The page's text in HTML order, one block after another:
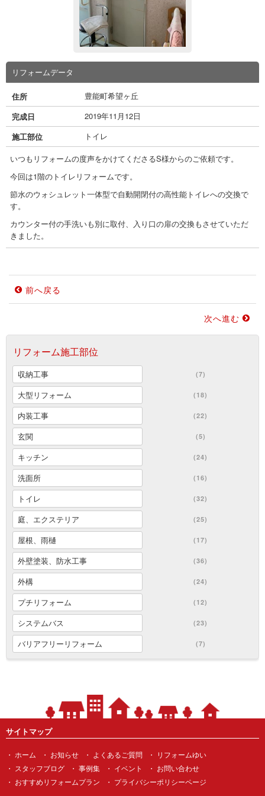
リフォームデータ
住所
豊能町希望ヶ丘
完成日
2019年11月12日
施工部位
トイレ
いつもリフォームの度声をかけてくださるS様からのご依頼です。
今回は1階のトイレリフォームです。
節水のウォシュレット一体型で自動開閉付の高性能トイレへの交換で
す。
カウンター付の手洗いも別に取付、入り口の扉の交換もさせていただ
きました。
前へ戻る
次へ進む
リフォーム施工部位
収納工事 (7)
大型リフォーム (18)
内装工事 (22)
玄関 (5)
キッチン (24)
洗面所 (16)
トイレ (32)
庭、エクステリア (25)
屋根、雨樋 (17)
外壁塗装、防水工事 (36)
外構 (24)
プチリフォーム (12)
システムバス (23)
バリアフリーリフォーム (7)
サイトマップ
ホーム お知らせ よくあるご質問
リフォームゆい
スタッフブログ
事例集 イベント
お問い合わせ
おすすめリフォームプラン
プライバシーポリシーページ